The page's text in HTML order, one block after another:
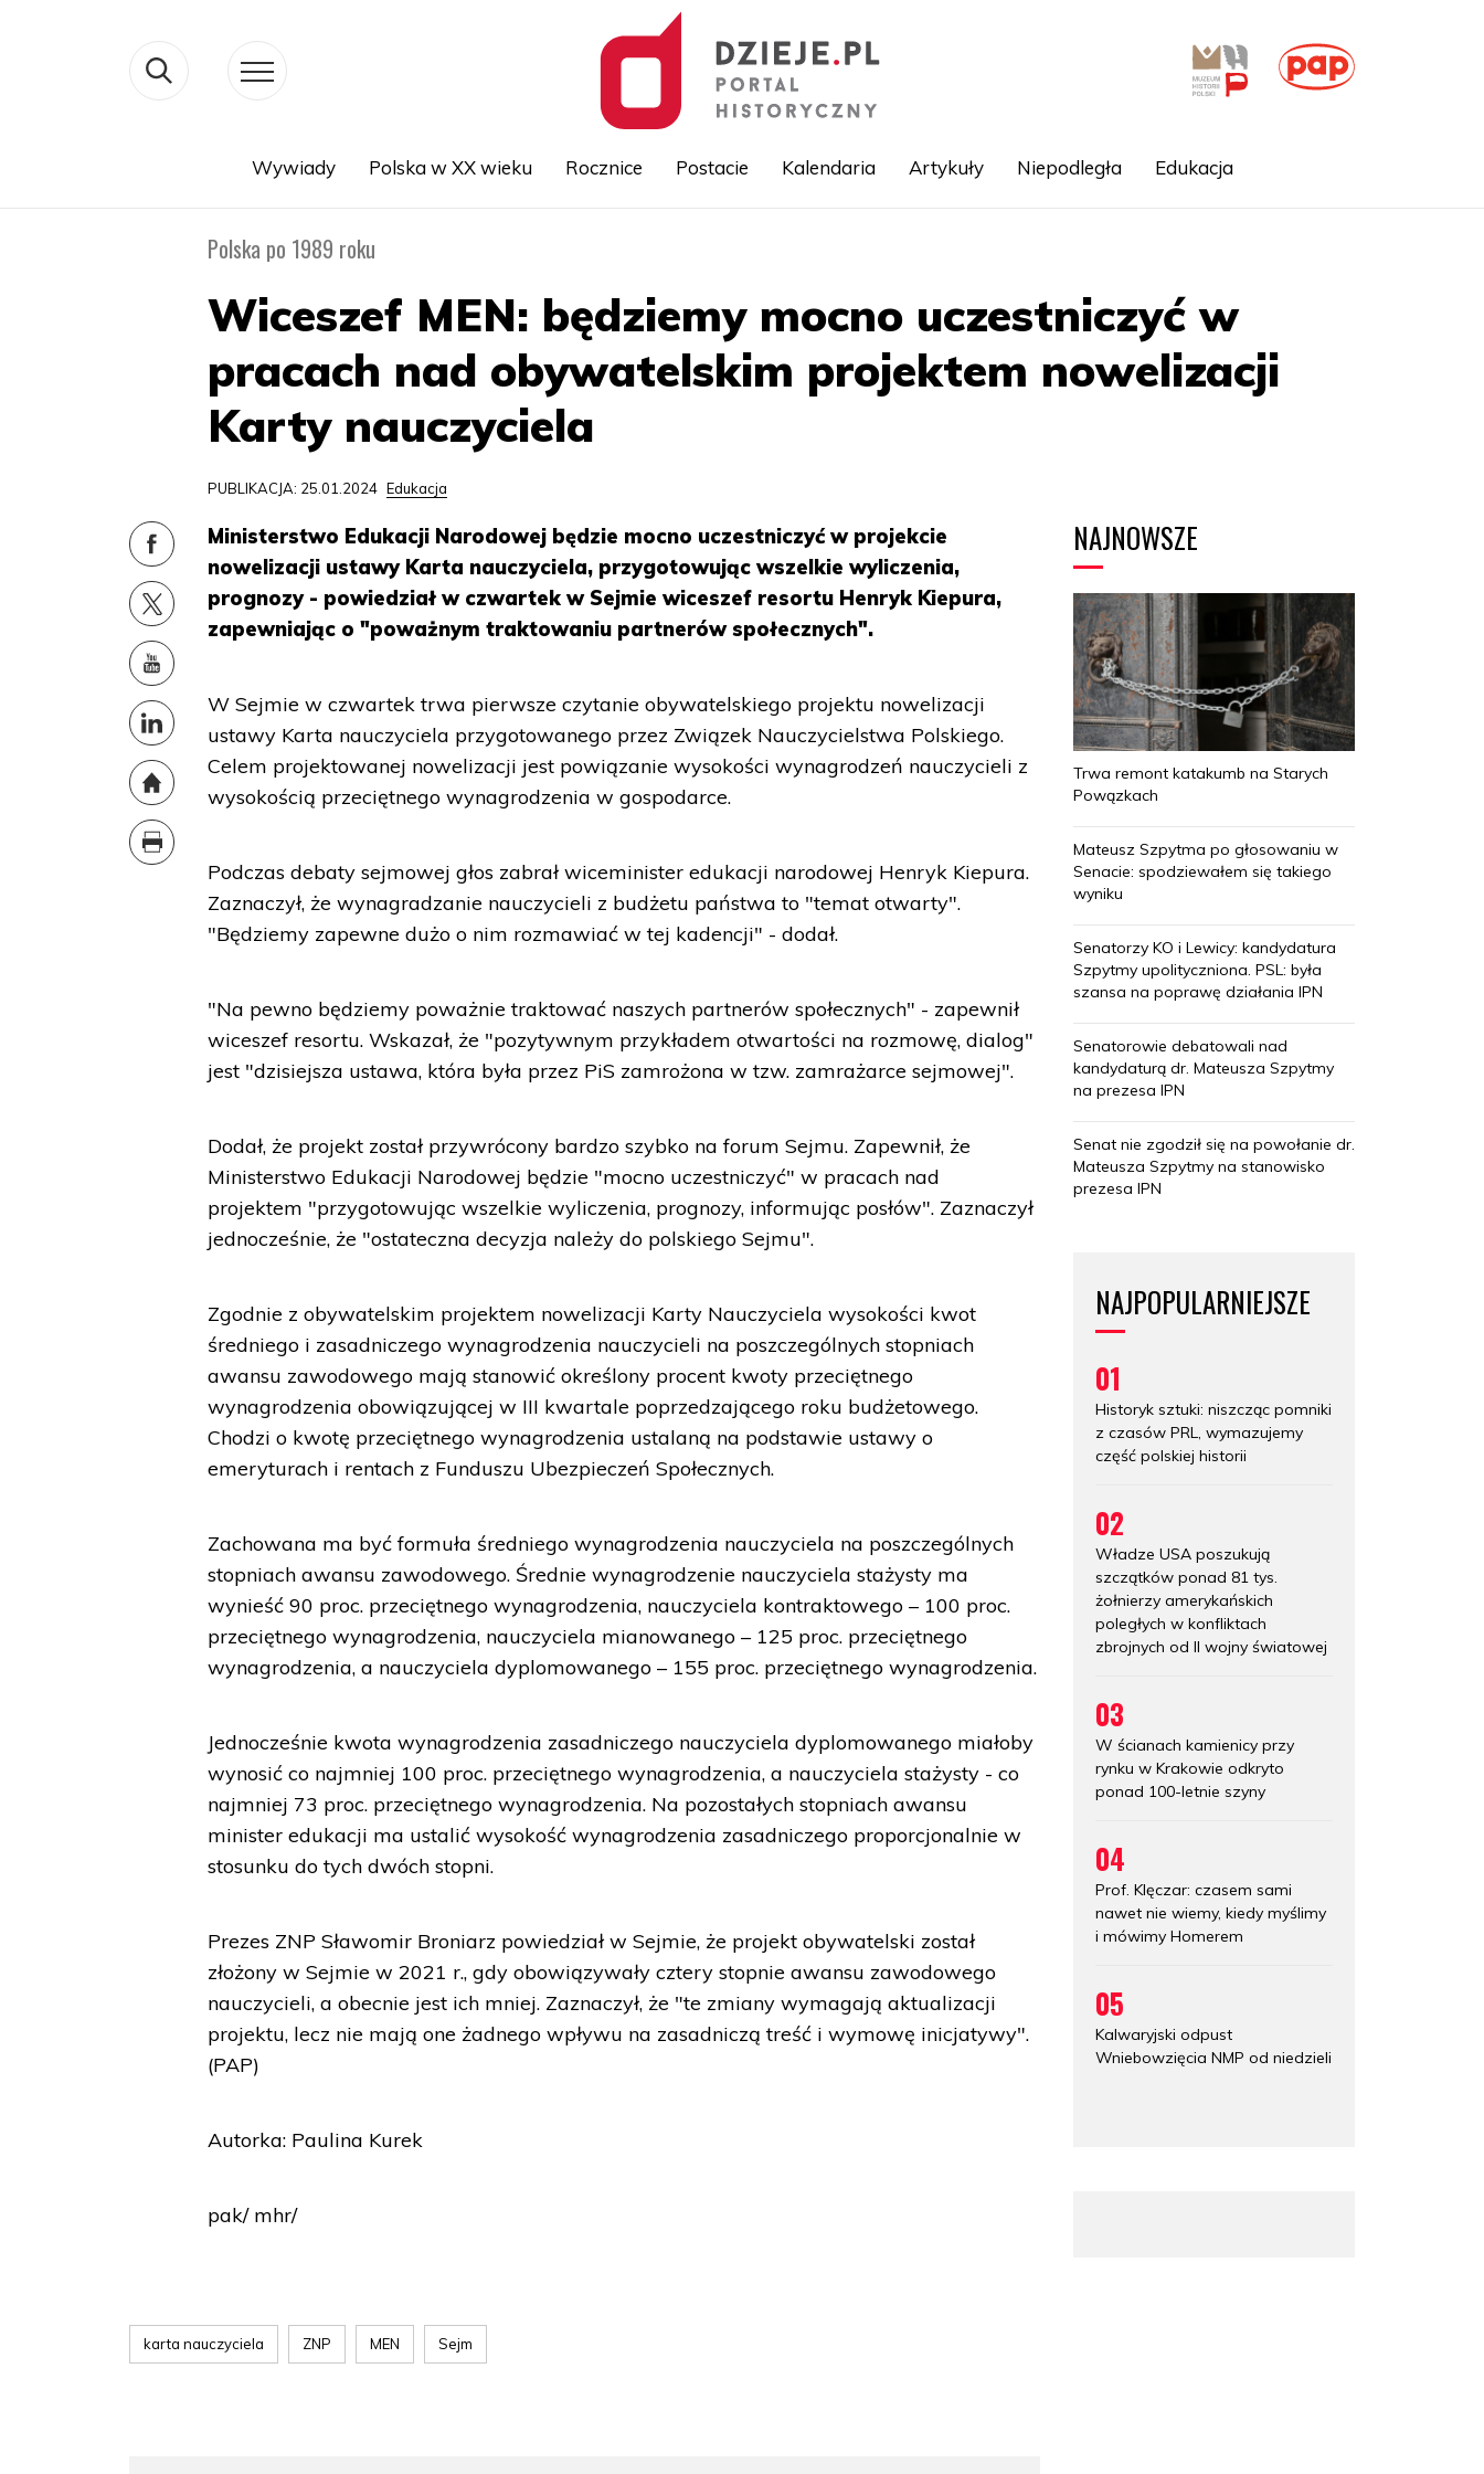
Wywiady Polska w XX wieku Rocznice Postacie Kalendaria Artykuły Niepodległa Edukacja
Polska po 1989 roku
Wiceszef MEN: będziemy mocno uczestniczyć w
pracach nad obywatelskim projektem nowelizacji
Karty nauczyciela
PUBLIKACJA: 25.01.2024 Edukacja
Ministerstwo Edukacji Narodowej będzie mocno uczestniczyć w projekcie
nowelizacji ustawy Karta nauczyciela, przygotowując wszelkie wyliczenia,
prognozy - powiedział w czwartek w Sejmie wiceszef resortu Henryk Kiepura,
zapewniając o "poważnym traktowaniu partnerów społecznych".
W Sejmie w czwartek trwa pierwsze czytanie obywatelskiego projektu nowelizacji
ustawy Karta nauczyciela przygotowanego przez Związek Nauczycielstwa Polskiego.
Celem projektowanej nowelizacji jest powiązanie wysokości wynagrodzeń nauczycieli z
wysokością przeciętnego wynagrodzenia w gospodarce.
Podczas debaty sejmowej głos zabrał wiceminister edukacji narodowej Henryk Kiepura.
Zaznaczył, że wynagradzanie nauczycieli z budżetu państwa to "temat otwarty".
"Będziemy zapewne dużo o nim rozmawiać w tej kadencji" - dodał.
"Na pewno będziemy poważnie traktować naszych partnerów społecznych" - zapewnił
wiceszef resortu. Wskazał, że "pozytywnym przykładem otwartości na rozmowę, dialog"
jest "dzisiejsza ustawa, która była przez PiS zamrożona w tzw. zamrażarce sejmowej".
Dodał, że projekt został przywrócony bardzo szybko na forum Sejmu. Zapewnił, że
Ministerstwo Edukacji Narodowej będzie "mocno uczestniczyć" w pracach nad
projektem "przygotowując wszelkie wyliczenia, prognozy, informując posłów". Zaznaczył
jednocześnie, że "ostateczna decyzja należy do polskiego Sejmu".
Zgodnie z obywatelskim projektem nowelizacji Karty Nauczyciela wysokości kwot
średniego i zasadniczego wynagrodzenia nauczycieli na poszczególnych stopniach
awansu zawodowego mają stanowić określony procent kwoty przeciętnego
wynagrodzenia obowiązującej w III kwartale poprzedzającego roku budżetowego.
Chodzi o kwotę przeciętnego wynagrodzenia ustalaną na podstawie ustawy o
emeryturach i rentach z Funduszu Ubezpieczeń Społecznych.
Zachowana ma być formuła średniego wynagrodzenia nauczyciela na poszczególnych
stopniach awansu zawodowego. Średnie wynagrodzenie nauczyciela stażysty ma
wynieść 90 proc. przeciętnego wynagrodzenia, nauczyciela kontraktowego – 100 proc.
przeciętnego wynagrodzenia, nauczyciela mianowanego – 125 proc. przeciętnego
wynagrodzenia, a nauczyciela dyplomowanego – 155 proc. przeciętnego wynagrodzenia.
Jednocześnie kwota wynagrodzenia zasadniczego nauczyciela dyplomowanego miałoby
wynosić co najmniej 100 proc. przeciętnego wynagrodzenia, a nauczyciela stażysty - co
najmniej 73 proc. przeciętnego wynagrodzenia. Na pozostałych stopniach awansu
minister edukacji ma ustalić wysokość wynagrodzenia zasadniczego proporcjonalnie w
stosunku do tych dwóch stopni.
Prezes ZNP Sławomir Broniarz powiedział w Sejmie, że projekt obywatelski został
złożony w Sejmie w 2021 r., gdy obowiązywały cztery stopnie awansu zawodowego
nauczycieli, a obecnie jest ich mniej. Zaznaczył, że "te zmiany wymagają aktualizacji
projektu, lecz nie mają one żadnego wpływu na zasadniczą treść i wymowę inicjatywy".
(PAP)
Autorka: Paulina Kurek
pak/ mhr/
karta nauczyciela ZNP MEN Sejm
NAJNOWSZE
Trwa remont katakumb na Starych
Powązkach
Mateusz Szpytma po głosowaniu w
Senacie: spodziewałem się takiego
wyniku
Senatorzy KO i Lewicy: kandydatura
Szpytmy upolityczniona. PSL: była
szansa na poprawę działania IPN
Senatorowie debatowali nad
kandydaturą dr. Mateusza Szpytmy
na prezesa IPN
Senat nie zgodził się na powołanie dr.
Mateusza Szpytmy na stanowisko
prezesa IPN
NAJPOPULARNIEJSZE
01
Historyk sztuki: niszcząc pomniki
z czasów PRL, wymazujemy
część polskiej historii
02
Władze USA poszukują
szczątków ponad 81 tys.
żołnierzy amerykańskich
poległych w konfliktach
zbrojnych od II wojny światowej
03
W ścianach kamienicy przy
rynku w Krakowie odkryto
ponad 100-letnie szyny
04
Prof. Klęczar: czasem sami
nawet nie wiemy, kiedy myślimy
i mówimy Homerem
05
Kalwaryjski odpust
Wniebowzięcia NMP od niedzieli